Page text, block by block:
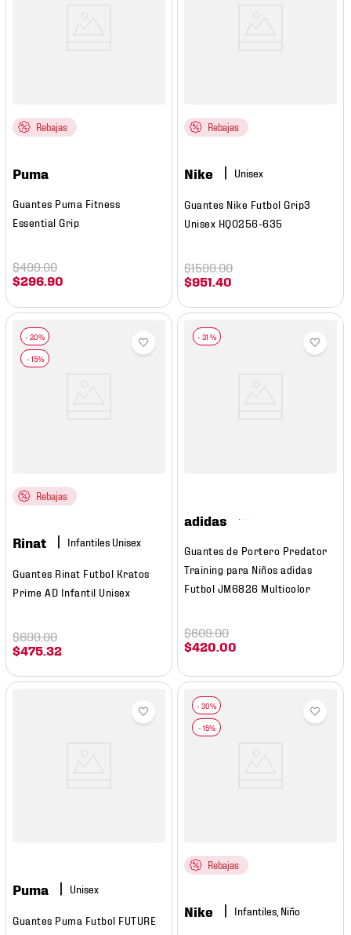
Rebajas
Puma
Guantes Puma Fitness
Essential Grip
$296 .90
$499.00
Rebajas
Nike
Guantes Nike Futbol Grip3
Unisex HQ0256-635
$951 .40
$1599.00
Rebajas
Rinat
Guantes Rinat Futbol Kratos
Prime AD Infantil Unisex
$475 .32
$699.00
- 31 %
adidas
Guantes de Portero Predator
Training para Niños adidas
Futbol JM6826 Multicolor
$420 .00
$609.00
Puma
Guantes Puma Futbol FUTURE
Rebajas
Nike Infantiles, Niño